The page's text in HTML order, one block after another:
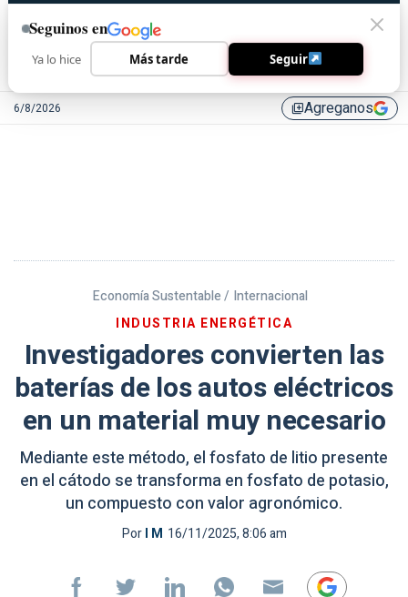
6/8/2026 library_addAgreganos
Economía Sustentable / Internacional
INDUSTRIA ENERGÉTICA
Investigadores convierten las
baterías de los autos eléctricos
en un material muy necesario
Mediante este método, el fosfato de litio presente
en el cátodo se transforma en fosfato de potasio,
un compuesto con valor agronómico.
PorI M 16/11/2025, 8:06 am
Seguinos en
Ya lo hice Más tarde Seguir